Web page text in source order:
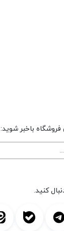
باخبر شوید:
کنید.